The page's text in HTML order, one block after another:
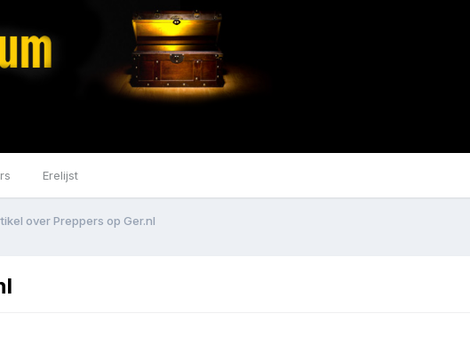
Erelijst
over Preppers op Ger.nl